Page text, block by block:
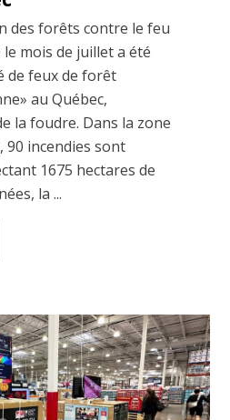
des forêts contre le feu
le mois de juillet a été
de feux de forêt
au Québec,
la foudre. Dans la zone
incendies sont
1675 hectares de
la ...